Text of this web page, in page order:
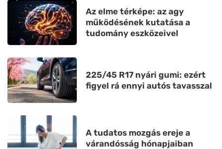
Az elme térképe: az agy
működésének kutatása a
tudomány eszközeivel
225/45 R17 nyári gumi: ezért
figyel rá ennyi autós tavasszal
A tudatos mozgás ereje a
várandósság hónapjaiban